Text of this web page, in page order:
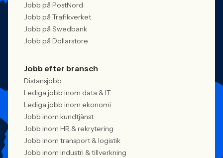
Jobb på PostNord
Jobb på Trafikverket
Jobb på Swedbank
Jobb på Dollarstore
Jobb efter bransch
Distansjobb
Lediga jobb inom data & IT
Lediga jobb inom ekonomi
Jobb inom kundtjänst
Jobb inom HR & rekrytering
Jobb inom transport & logistik
Jobb inom industri & tillverkning